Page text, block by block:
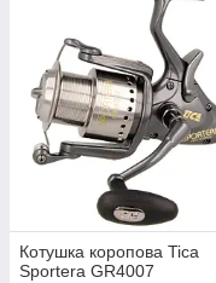
Котушка коропова Tica
Sportera GR4007